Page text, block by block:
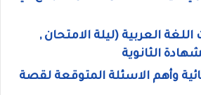
العربية (ليلة الامتحان ,
الثانوية
وأهم الاسئلة المتوقعة لقصة